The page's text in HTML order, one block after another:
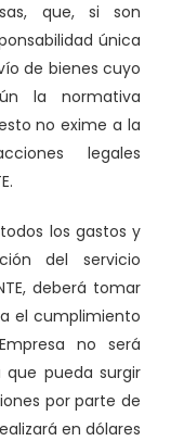
que, si son
única
de bienes cuyo
la normativa
no exime a la
legales
todos los gastos y
del servicio
deberá tomar
el cumplimiento
no será
que pueda surgir
por parte de
en dólares